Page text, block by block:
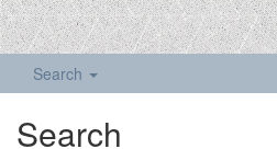
Search
Search